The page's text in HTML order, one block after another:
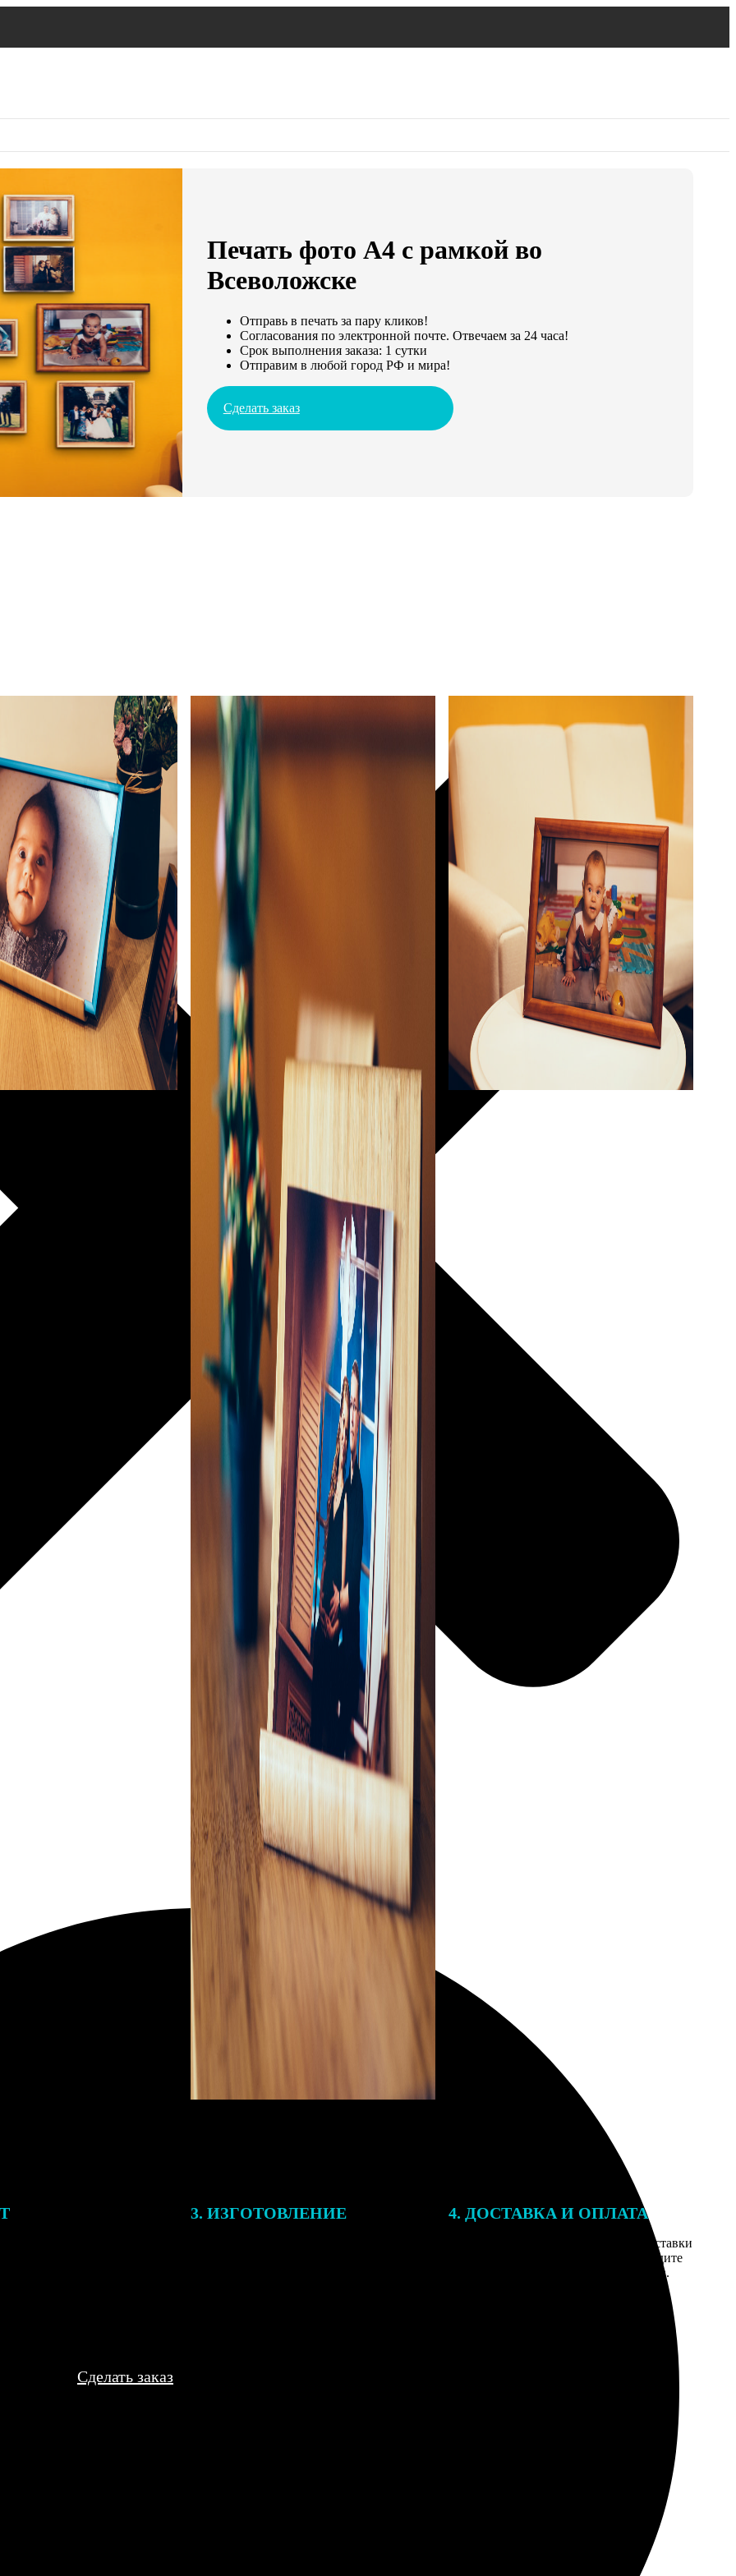
Печать фото А4 с рамкой во
Всеволожске
Отправь в печать за пару кликов!
Согласования по электронной почте. Отвечаем за 24 часа!
Срок выполнения заказа: 1 сутки
Отправим в любой город РФ и мира!
Сделать заказ
3. ИЗГОТОВЛЕНИЕ 4. ДОСТАВКА И ОПЛАТА
Введите адрес и выберите способ доставки
заказа. Если у вас есть промокод, введите
его в специальное поле для промокода.
Сделать заказ
Выглядели мило, но один магнит отклеился от основы через неделю. Пришлось суперклеем чинить.